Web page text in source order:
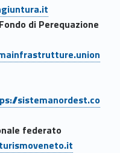
di Perequazione
sistemanordest.co
federato